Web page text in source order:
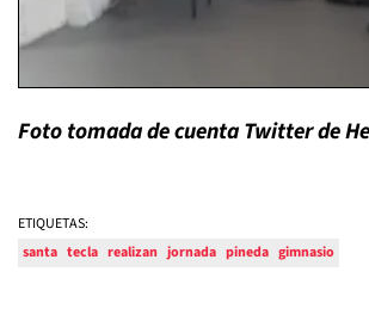
Foto tomada de cuenta Twitter de
ETIQUETAS:
santa tecla realizan jornada pineda gimnasio